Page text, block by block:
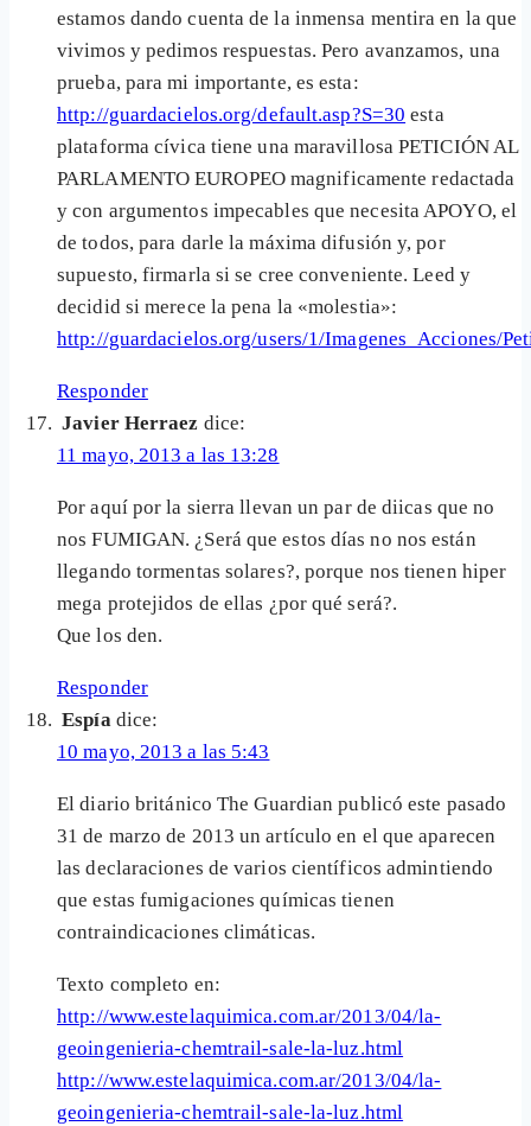
estamos dando cuenta de la inmensa mentira en la que
vivimos y pedimos respuestas. Pero avanzamos, una
prueba, para mi importante, es esta:
http://guardacielos.org/default.asp?S=30 esta
plataforma cívica tiene una maravillosa PETICIÓN AL
PARLAMENTO EUROPEO magnificamente redactada
y con argumentos impecables que necesita APOYO, el
de todos, para darle la máxima difusión y, por
supuesto, firmarla si se cree conveniente. Leed y
decidid si merece la pena la «molestia»:
http://guardacielos.org/users/1/Imagenes_Acciones/
Responder
Javier Herraez dice:
11 mayo, 2013 a las 13:28
Por aquí por la sierra llevan un par de diicas que no
nos FUMIGAN. ¿Será que estos días no nos están
llegando tormentas solares?, porque nos tienen hiper
mega protejidos de ellas ¿por qué será?.
Que los den.
Responder
Espía dice:
10 mayo, 2013 a las 5:43
El diario británico The Guardian publicó este pasado
31 de marzo de 2013 un artículo en el que aparecen
las declaraciones de varios científicos admintiendo
que estas fumigaciones químicas tienen
contraindicaciones climáticas.
Texto completo en:
http://www.estelaquimica.com.ar/2013/04/la-
geoingenieria-chemtrail-sale-la-luz.html
http://www.estelaquimica.com.ar/2013/04/la-
geoingenieria-chemtrail-sale-la-luz.html